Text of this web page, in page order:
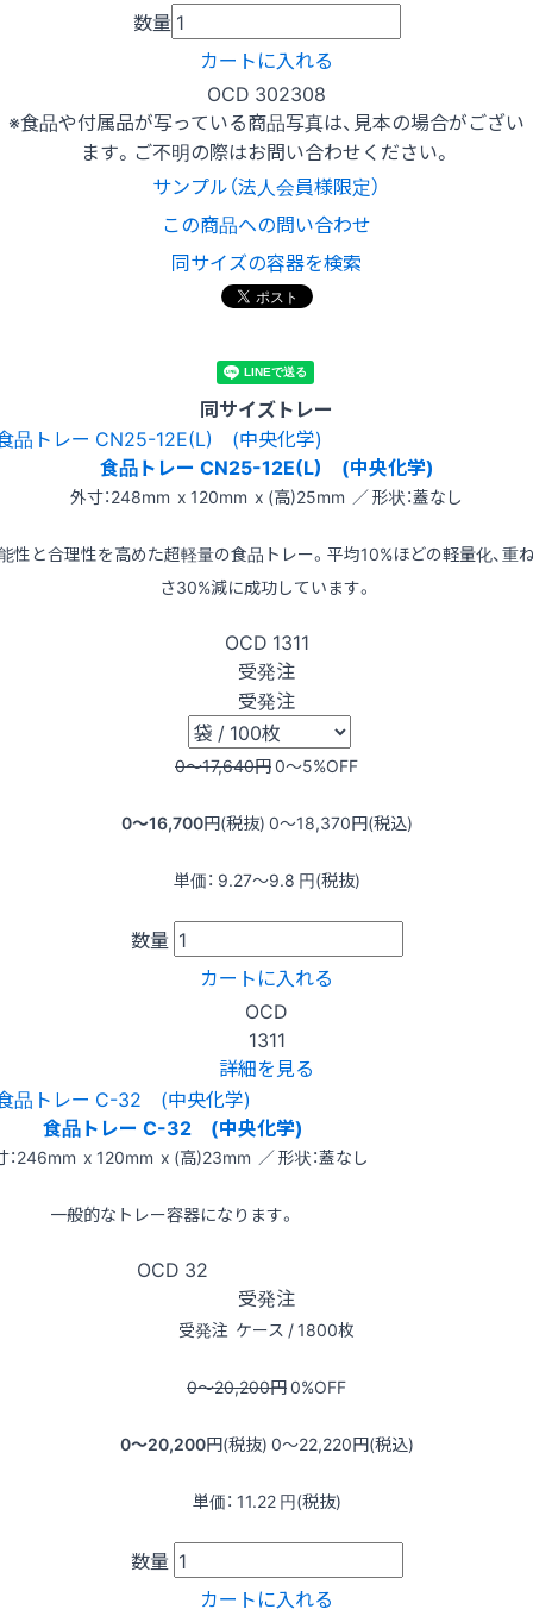
数量
カートに入れる
OCD 302308
※食品や付属品が写っている商品写真は、見本の場合がござい
ます。ご不明の際はお問い合わせください。
サンプル（法人会員様限定）
この商品への問い合わせ
同サイズの容器を検索
同サイズトレー
食品トレー CN25-12E(L) (中央化学)
外寸：248mm x 120mm x (高)25mm ／ 形状：蓋なし
性と合理性を高めた超軽量の食品トレー。平均10%ほどの軽量化、重
さ30%減に成功しています。
OCD 1311
受発注
受発注
0〜17,640円0〜5%OFF
0〜16,700円(税抜) 0〜18,370円(税込)
単価： 9.27〜9.8 円(税抜)
数量
カートに入れる
OCD
1311
詳細を見る
食品トレー C-32 (中央化学)
：246mm x 120mm x (高)23mm ／ 形状：蓋なし
一般的なトレー容器になります。
OCD 32
受発注
受発注 ケース / 1800枚
0〜20,200円0%OFF
0〜20,200円(税抜) 0〜22,220円(税込)
単価： 11.22 円(税抜)
数量
カートに入れる